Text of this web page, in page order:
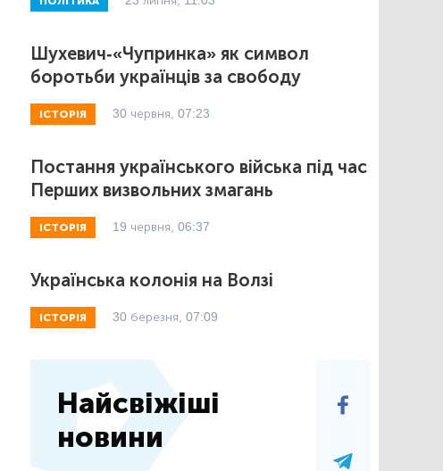
Шухевич-«Чупринка» як символ
боротьби українців за свободу
ІСТОРІЯ 30 червня, 07:23
Постання українського війська під час
Перших визвольних змагань
ІСТОРІЯ 19 червня, 06:37
Українська колонія на Волзі
ІСТОРІЯ 30 березня, 07:09
Найсвіжіші
новини